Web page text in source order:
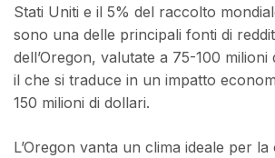
Stati Uniti e il 5% del raccolto
sono una delle principali fonti di
dell’Oregon, valutate a 75-100 milioni
il che si traduce in un impatto
150 milioni di dollari.
L’Oregon vanta un clima ideale per